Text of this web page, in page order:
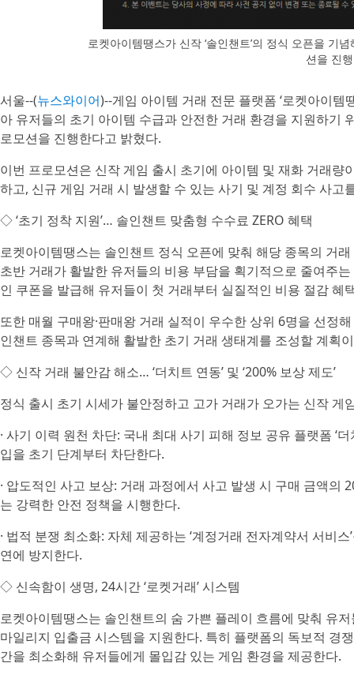
로켓아이템땡스가 신작 ‘솔인챈트’의 정식 오픈을 기
션을 진
서울--(뉴스와이어)--게임 아이템 거래 전문 플랫폼 ‘로켓아이템
아 유저들의 초기 아이템 수급과 안전한 거래 환경을 지원하기
로모션을 진행한다고 밝혔다.
이번 프로모션은 신작 게임 출시 초기에 아이템 및 재화 거래량
하고, 신규 게임 거래 시 발생할 수 있는 사기 및 계정 회수 사고
◇ ‘초기 정착 지원’… 솔인챈트 맞춤형 수수료 ZERO 혜택
로켓아이템땡스는 솔인챈트 정식 오픈에 맞춰 해당 종목의 거
초반 거래가 활발한 유저들의 비용 부담을 획기적으로 줄여주
인 쿠폰을 발급해 유저들이 첫 거래부터 실질적인 비용 절감 혜
또한 매월 구매왕·판매왕 거래 실적이 우수한 상위 6명을 선정
인챈트 종목과 연계해 활발한 초기 거래 생태계를 조성할 계획
◇ 신작 거래 불안감 해소… ‘더치트 연동’ 및 ‘200% 보상 제도’
정식 출시 초기 시세가 불안정하고 고가 거래가 오가는 신작
· 사기 이력 원천 차단: 국내 최대 사기 피해 정보 공유 플랫폼 ‘
입을 초기 단계부터 차단한다.
· 압도적인 사고 보상: 거래 과정에서 사고 발생 시 구매 금액
는 강력한 안전 정책을 시행한다.
· 법적 분쟁 최소화: 자체 제공하는 ‘계정거래 전자계약서 서비
연에 방지한다.
◇ 신속함이 생명, 24시간 ‘로켓거래’ 시스템
로켓아이템땡스는 솔인챈트의 숨 가쁜 플레이 흐름에 맞춰 유
마일리지 입출금 시스템을 지원한다. 특히 플랫폼의 독보적 경
간을 최소화해 유저들에게 몰입감 있는 게임 환경을 제공한다.